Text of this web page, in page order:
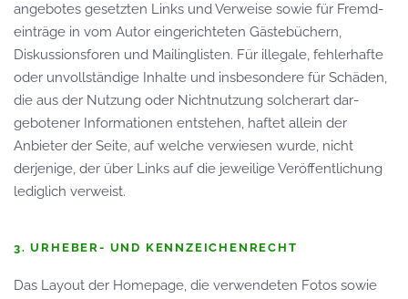
angebotes gesetzten Links und Verweise sowie für Fremd­
einträge in vom Autor ein­gerichteten Gäste­büchern,
Diskussions­foren und Mailing­listen. Für illegale, fehler­hafte
oder unvoll­ständige Inhalte und ins­besondere für Schäden,
die aus der Nutzung oder Nicht­nutzung solcher­art dar­
gebotener Infor­mationen ent­stehen, haftet allein der
Anbieter der Seite, auf welche verwiesen wurde, nicht
derjenige, der über Links auf die jeweilige Veröffent­lichung
lediglich verweist.
3. URHEBER- UND KENN­ZEICHENRECHT
Das Layout der Homepage, die verwendeten Fotos sowie